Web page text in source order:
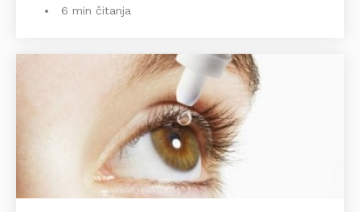
6 min čitanja